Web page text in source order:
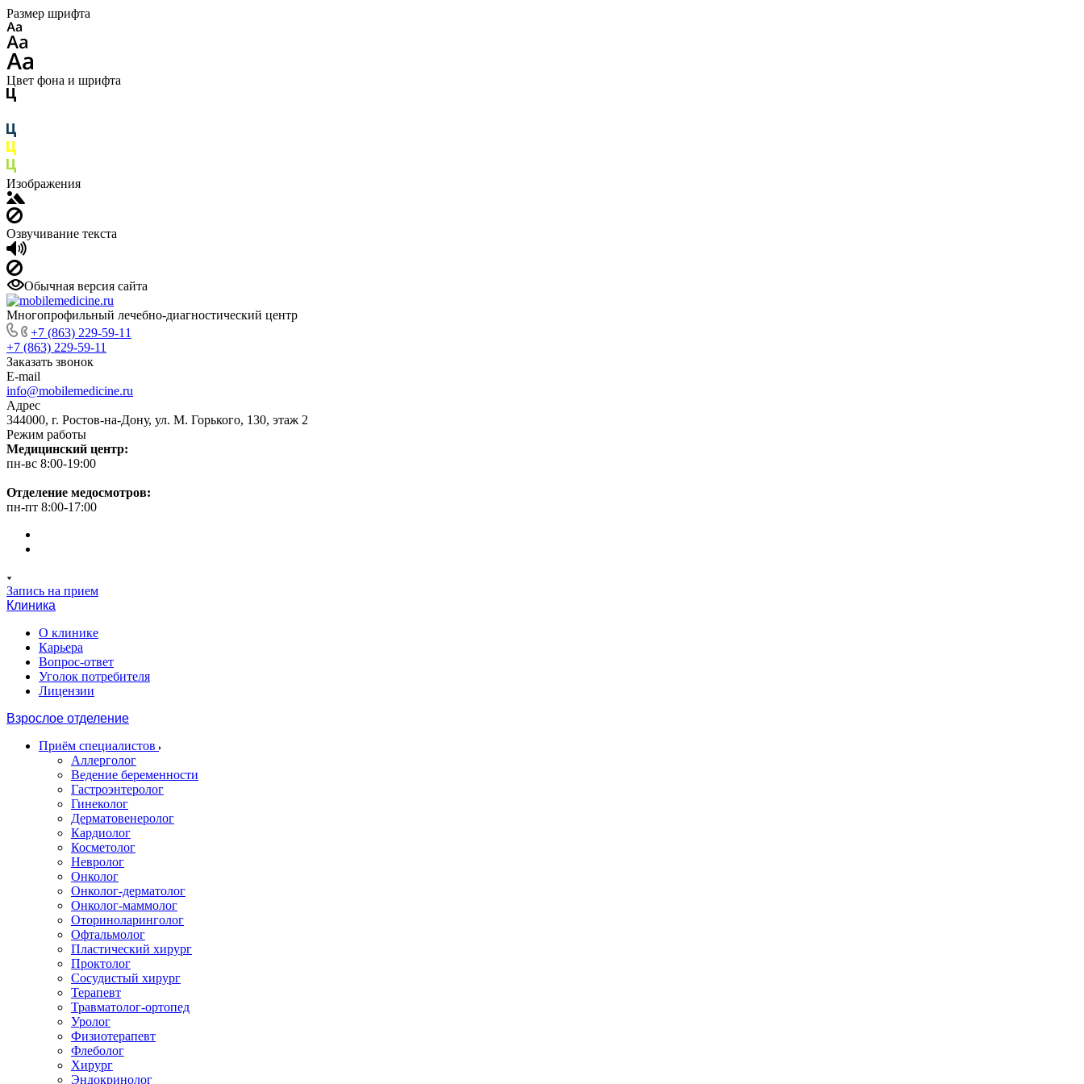
Размер шрифта
Цвет фона и шрифта
Изображения
Озвучивание текста
Обычная версия сайта
Многопрофильный лечебно-диагностический центр
+7 (863) 229-59-11
+7 (863) 229-59-11
Заказать звонок
E-mail
info@mobilemedicine.ru
Адрес
344000, г. Ростов-на-Дону, ул. М. Горького, 130, этаж 2
Режим работы
Медицинский центр:
пн-вс 8:00-19:00
Отделение медосмотров:
пн-пт 8:00-17:00
Запись на прием
Клиника
О клинике
Карьера
Вопрос-ответ
Уголок потребителя
Лицензии
Взрослое отделение
Приём специалистов
Аллерголог
Ведение беременности
Гастроэнтеролог
Гинеколог
Дерматовенеролог
Кардиолог
Косметолог
Невролог
Онколог
Онколог-дерматолог
Онколог-маммолог
Оториноларинголог
Офтальмолог
Пластический хирург
Проктолог
Сосудистый хирург
Терапевт
Травматолог-ортопед
Уролог
Физиотерапевт
Флеболог
Хирург
Эндокринолог